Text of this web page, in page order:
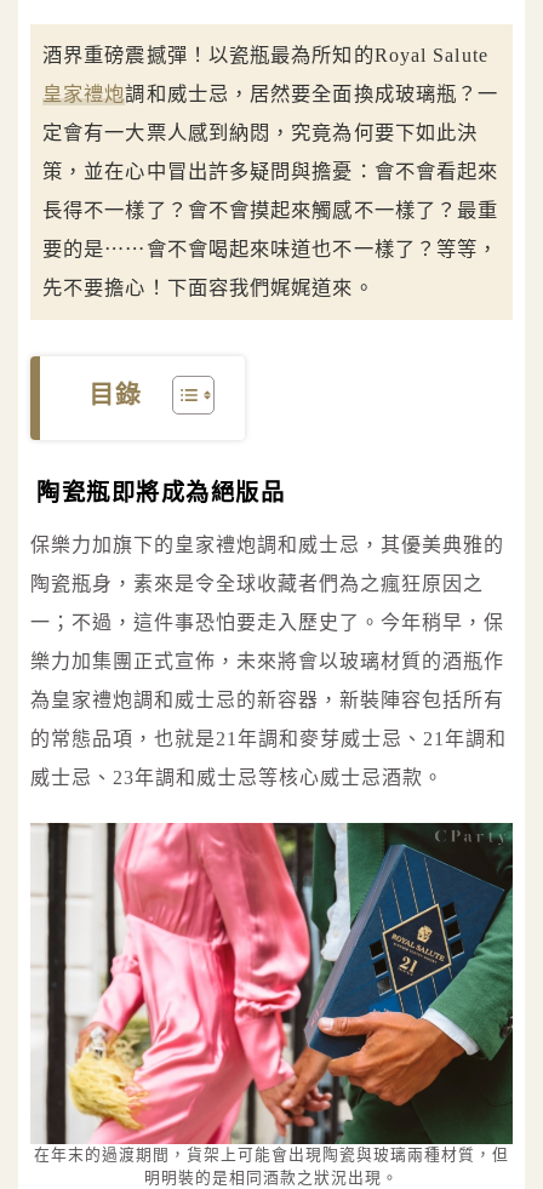
酒界重磅震撼彈！以瓷瓶最為所知的Royal Salute
皇家禮炮調和威士忌，居然要全面換成玻璃瓶？一
定會有一大票人感到納悶，究竟為何要下如此決
策，並在心中冒出許多疑問與擔憂：會不會看起來
長得不一樣了？會不會摸起來觸感不一樣了？最重
要的是⋯⋯會不會喝起來味道也不一樣了？等等，
先不要擔心！下面容我們娓娓道來。
目錄
陶瓷瓶即將成為絕版品
保樂力加旗下的皇家禮炮調和威士忌，其優美典雅的
陶瓷瓶身，素來是令全球收藏者們為之瘋狂原因之
一；不過，這件事恐怕要走入歷史了。今年稍早，保
樂力加集團正式宣佈，未來將會以玻璃材質的酒瓶作
為皇家禮炮調和威士忌的新容器，新裝陣容包括所有
的常態品項，也就是21年調和麥芽威士忌、21年調和
威士忌、23年調和威士忌等核心威士忌酒款。
在年末的過渡期間，貨架上可能會出現陶瓷與玻璃兩種材質，但
明明裝的是相同酒款之狀況出現。